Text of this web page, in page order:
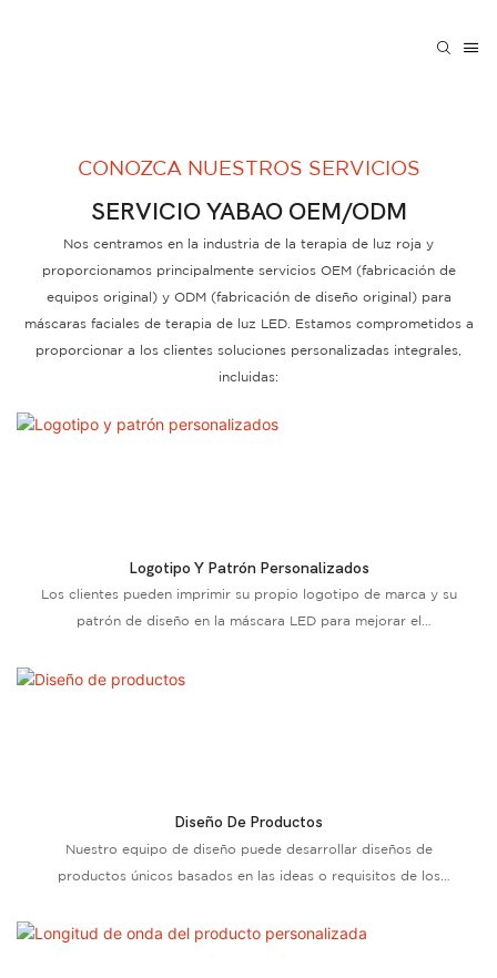
CONOZCA NUESTROS SERVICIOS
SERVICIO YABAO OEM/ODM
Nos centramos en la industria de la terapia de luz roja y
proporcionamos principalmente servicios OEM (fabricación de
equipos original) y ODM (fabricación de diseño original) para
máscaras faciales de terapia de luz LED. Estamos comprometidos a
proporcionar a los clientes soluciones personalizadas integrales,
incluidas:
Logotipo Y Patrón Personalizados
Los clientes pueden imprimir su propio logotipo de marca y su
patrón de diseño en la máscara LED para mejorar el
Diseño De Productos
Nuestro equipo de diseño puede desarrollar diseños de
productos únicos basados ​​en las ideas o requisitos de los
funcionalidad como en apariencia.